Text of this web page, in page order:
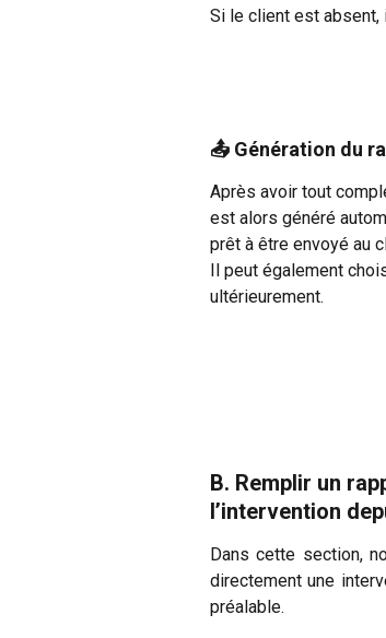
Si le client est
📤 Génération du
Après avoir tout
est alors généré
prêt à être envoyé au
Il peut également
ultérieurement.
B. Remplir un
l’intervention
Dans cette section,
directement une
préalable.